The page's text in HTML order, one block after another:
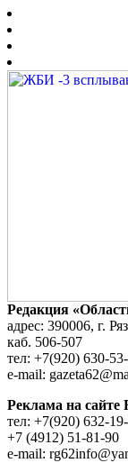
Редакция
адрес: 390006, г.
каб. 506-507
тел: +7(920) 630-
e-mail:
Реклама на сайте
тел: +7(920) 632-
+7 (4912) 51-81-90
e-mail: